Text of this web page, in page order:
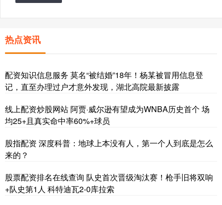
热点资讯
配资知识信息服务 莫名“被结婚”18年！杨某被冒用信息登
记，直至办理过户才意外发现，湖北高院最新披露
线上配资炒股网站 阿贾·威尔逊有望成为WNBA历史首个 场
均25+且真实命中率60%+球员
股指配资 深度科普：地球上本没有人，第一个人到底是怎么
来的？
股票配资排名在线查询 队史首次晋级淘汰赛！枪手旧将双响
+队史第1人 科特迪瓦2-0库拉索